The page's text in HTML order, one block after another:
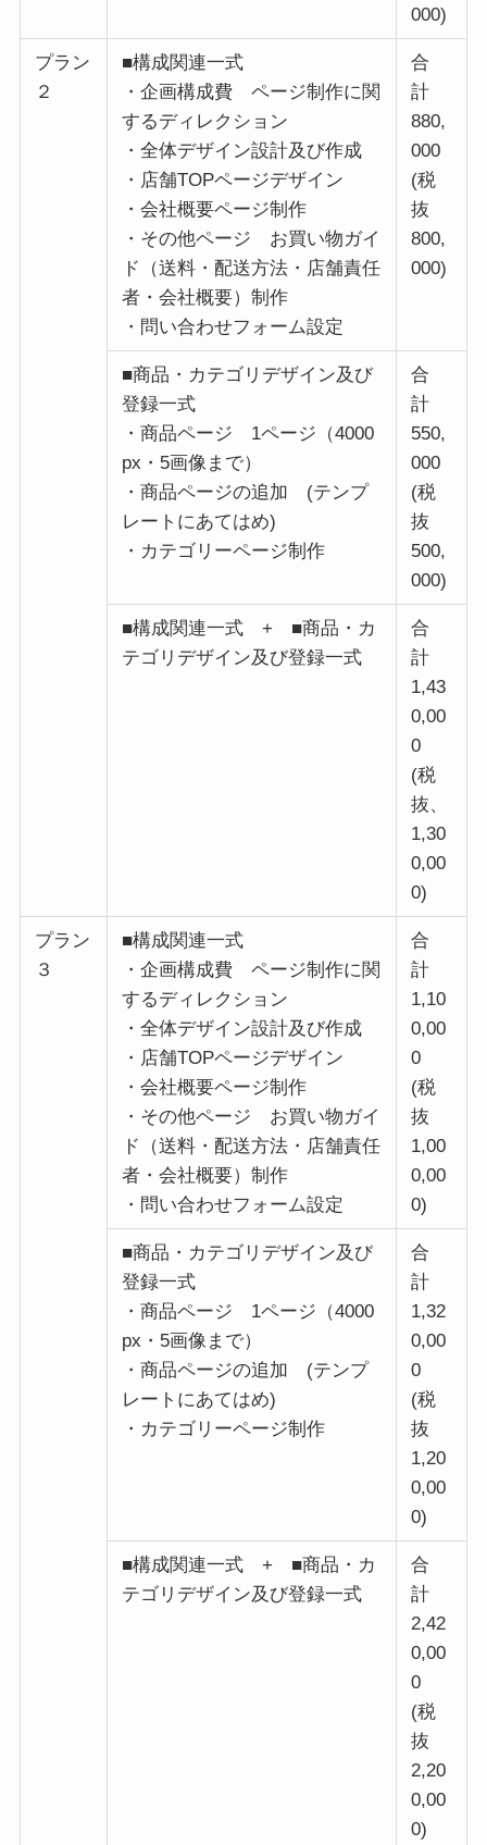
000)
プラン
２
■構成関連一式
・企画構成費 ページ制作に関
するディレクション
・全体デザイン設計及び作成
・店舗TOPページデザイン
・会社概要ページ制作
・その他ページ お買い物ガイ
ド（送料・配送方法・店舗責任
者・会社概要）制作
・問い合わせフォーム設定
合
計
880,
000
(税
抜
800,
000)
■商品・カテゴリデザイン及び
登録一式
・商品ページ 1ページ（4000
px・5画像まで）
・商品ページの追加 (テンプ
レートにあてはめ)
・カテゴリーページ制作
合
計
550,
000
(税
抜
500,
000)
■構成関連一式 + ■商品・カ
テゴリデザイン及び登録一式
合
計
1,43
0,00
0
(税
抜、
1,30
0,00
0)
プラン
３
■構成関連一式
・企画構成費 ページ制作に関
するディレクション
・全体デザイン設計及び作成
・店舗TOPページデザイン
・会社概要ページ制作
・その他ページ お買い物ガイ
ド（送料・配送方法・店舗責任
者・会社概要）制作
・問い合わせフォーム設定
合
計
1,10
0,00
0
(税
抜
1,00
0,00
0)
■商品・カテゴリデザイン及び
登録一式
・商品ページ 1ページ（4000
px・5画像まで）
・商品ページの追加 (テンプ
レートにあてはめ)
・カテゴリーページ制作
合
計
1,32
0,00
0
(税
抜
1,20
0,00
0)
■構成関連一式 + ■商品・カ
テゴリデザイン及び登録一式
合
計
2,42
0,00
0
(税
抜
2,20
0,00
0)